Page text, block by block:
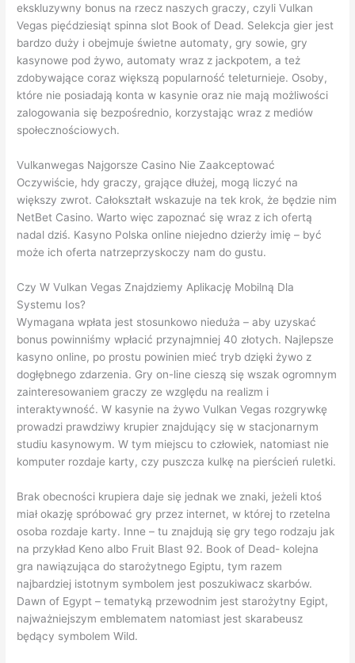
ekskluzywny bonus na rzecz naszych graczy, czyli Vulkan
Vegas pięćdziesiąt spinna slot Book of Dead. Selekcja gier jest
bardzo duży i obejmuje świetne automaty, gry sowie, gry
kasynowe pod żywo, automaty wraz z jackpotem, a też
zdobywające coraz większą popularność teleturnieje. Osoby,
które nie posiadają konta w kasynie oraz nie mają możliwości
zalogowania się bezpośrednio, korzystając wraz z mediów
społecznościowych.
Vulkanwegas Najgorsze Casino Nie Zaakceptować
Oczywiście, hdy graczy, grające dłużej, mogą liczyć na
większy zwrot. Całokształt wskazuje na tek krok, że będzie nim
NetBet Casino. Warto więc zapoznać się wraz z ich ofertą
nadal dziś. Kasyno Polska online niejedno dzierży imię – być
może ich oferta natrzeprzyskoczy nam do gustu.
Czy W Vulkan Vegas Znajdziemy Aplikację Mobilną Dla
Systemu Ios?
Wymagana wpłata jest stosunkowo nieduża – aby uzyskać
bonus powinniśmy wpłacić przynajmniej 40 złotych. Najlepsze
kasyno online, po prostu powinien mieć tryb dzięki żywo z
dogłębnego zdarzenia. Gry on-line cieszą się wszak ogromnym
zainteresowaniem graczy ze względu na realizm i
interaktywność. W kasynie na żywo Vulkan Vegas rozgrywkę
prowadzi prawdziwy krupier znajdujący się w stacjonarnym
studiu kasynowym. W tym miejscu to człowiek, natomiast nie
komputer rozdaje karty, czy puszcza kulkę na pierścień ruletki.
Brak obecności krupiera daje się jednak we znaki, jeżeli ktoś
miał okazję spróbować gry przez internet, w której to rzetelna
osoba rozdaje karty. Inne – tu znajdują się gry tego rodzaju jak
na przykład Keno albo Fruit Blast 92. Book of Dead- kolejna
gra nawiązująca do starożytnego Egiptu, tym razem
najbardziej istotnym symbolem jest poszukiwacz skarbów.
Dawn of Egypt – tematyką przewodnim jest starożytny Egipt,
najważniejszym emblematem natomiast jest skarabeusz
będący symbolem Wild.